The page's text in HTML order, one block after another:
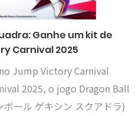
Ganhe um kit de
Carnival 2025
Jump Victory Carnival
2025, o jogo Dragon Ball
ール ゲキシン スクアドラ)